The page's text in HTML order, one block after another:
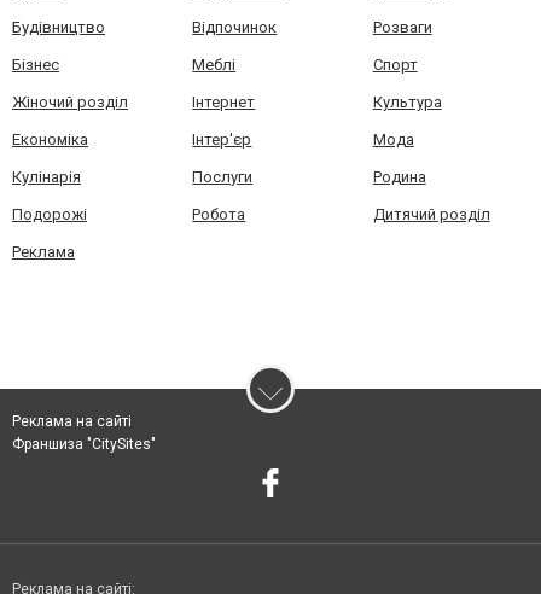
Будівництво Відпочинок Розваги
Бізнес Меблі Спорт
Жіночий розділ Інтернет Культура
Економіка Інтер'єр Мода
Кулінарія Послуги Родина
Подорожі Робота Дитячий розділ
Реклама
Реклама на сайті
Франшиза "CitySites"
Реклама на сайті: